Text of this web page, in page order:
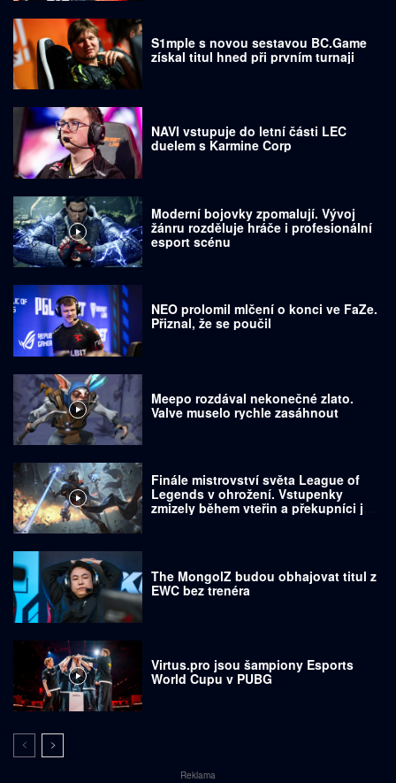
S1mple s novou sestavou BC.Game
získal titul hned při prvním turnaji
NAVI vstupuje do letní části LEC
duelem s Karmine Corp
Moderní bojovky zpomalují. Vývoj
žánru rozděluje hráče i profesionální
esport scénu
NEO prolomil mlčení o konci ve FaZe.
Přiznal, že se poučil
Meepo rozdával nekonečné zlato.
Valve muselo rychle zasáhnout
Finále mistrovství světa League of
Legends v ohrožení. Vstupenky
zmizely během vteřin a překupníci je
The MongolZ budou obhajovat titul z
EWC bez trenéra
Virtus.pro jsou šampiony Esports
World Cupu v PUBG
Reklama